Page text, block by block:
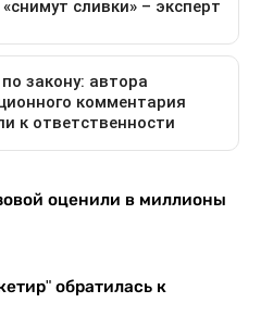
оценили в миллионы
обратилась к